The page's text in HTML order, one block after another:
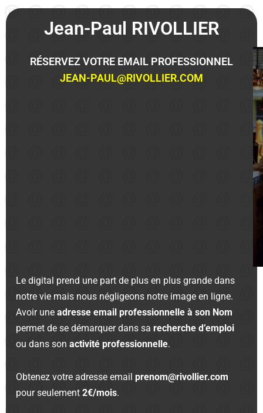
Jean-Paul RIVOLLIER
RÉSERVEZ VOTRE EMAIL PROFESSIONNEL
JEAN-PAUL@RIVOLLIER.COM
Le digital prend une part de plus en plus grande dans
notre vie mais nous négligeons notre image en ligne.
Avoir uneadresse email professionnelle à son Nom
permet de se démarquer dans sarecherche d’emploi
ou dans sonactivité professionnelle.
Obtenez votre adresse email prenom@rivollier.com
pour seulement2€/mois.